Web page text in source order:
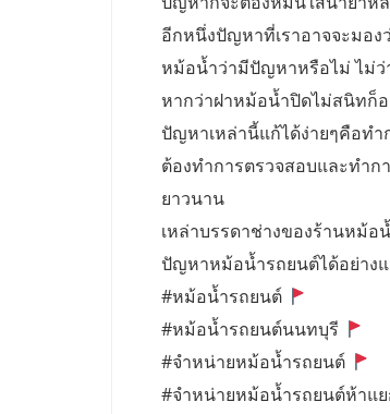
อีกหนึ่งปัญหาที่เราอาจจะมอ
หม้อน้ำว่ามีปัญหาหรือไม่ ไม่ว่
หากว่าฝาหม้อน้ำปิดไม่สนิทก็
ปัญหาเหล่านี้แก้ได้ง่ายๆคือทำ
ต้องทำการตรวจสอบและทำก
ยาวนาน
เหล่าบรรดาช่างของร้านหม้
ปัญหาหม้อน้ำรถยนต์ได้อย่าง
#หม้อน้ำรถยนต์
#หม้อน้ำรถยนต์นนทบุรี
#จำหน่ายหม้อน้ำรถยนต์
#จำหน่ายหม้อน้ำรถยนต์ห้าแ